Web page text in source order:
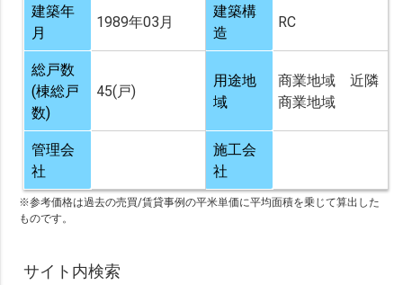
建築年
月
1989年03月
建築構
造
RC
総戸数
(棟総戸
数)
45(戸)
用途地
域
商業地域 近隣
商業地域
管理会
社
施工会
社
※参考価格は過去の売買/賃貸事例の平米単価に平均面積を乗じて算出した
ものです。
サイト内検索